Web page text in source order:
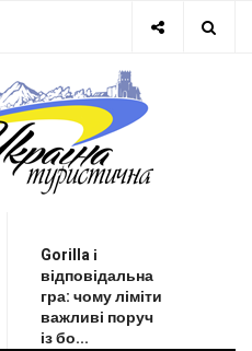
Gorilla і
відповідальна
гра: чому ліміти
важливі поруч
із бо...